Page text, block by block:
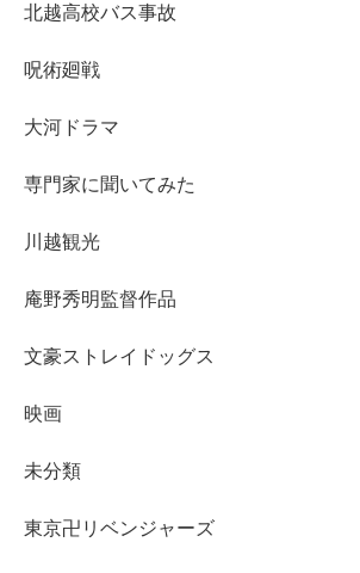
北越高校バス事故
呪術廻戦
大河ドラマ
専門家に聞いてみた
川越観光
庵野秀明監督作品
文豪ストレイドッグス
映画
未分類
東京卍リベンジャーズ